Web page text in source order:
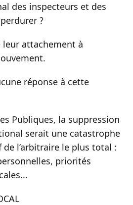
des inspecteurs et des
?
leur attachement à
réponse à cette
Publiques, la suppression
serait une catastrophe
l’arbitraire le plus total :
priorités